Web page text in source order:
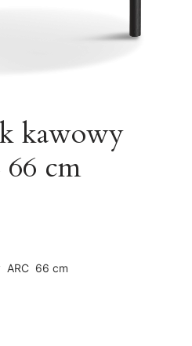
kawowy
cm
ARC 66 cm